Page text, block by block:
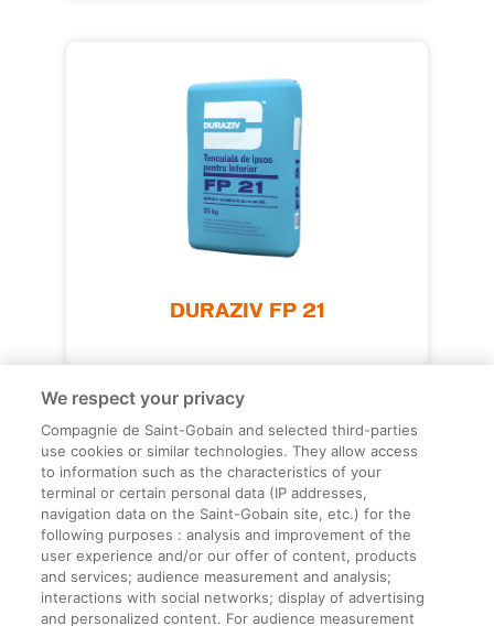
DURAZIV FP 21
Informații legale
Termeni și condiții
We respect your privacy
Compagnie de Saint-Gobain and selected third-parties
use cookies or similar technologies. They allow access
to information such as the characteristics of your
terminal or certain personal data (IP addresses,
navigation data on the Saint-Gobain site, etc.) for the
following purposes : analysis and improvement of the
user experience and/or our offer of content, products
and services; audience measurement and analysis;
interactions with social networks; display of advertising
and personalized content. For audience measurement